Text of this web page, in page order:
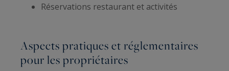
Réservations restaurant et activités
Aspects pratiques et réglementaires
pour les propriétaires